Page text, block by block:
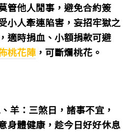
管他人閒事，避免合約簽
小人牽連陷害，妄招牢獄之
適時捐血、小額捐款可避
桃花陣 ，可斷爛桃花。
羊：三煞日，諸事不宜，
身體健康，趁今日好好休息